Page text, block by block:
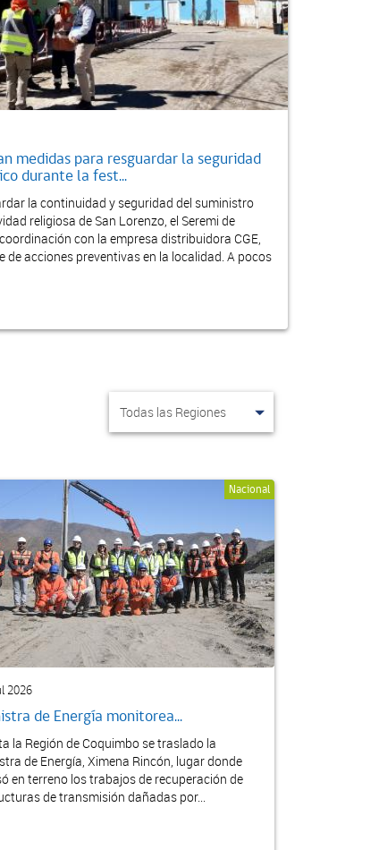
medidas para resguardar la seguridad
durante la fest...
la continuidad y seguridad del suministro
religiosa de San Lorenzo, el Seremi de
con la empresa distribuidora CGE,
de acciones preventivas en la localidad. A pocos
Nacional
2026
de Energía monitorea...
la Región de Coquimbo se traslado la
de Energía, Ximena Rincón, lugar donde
en terreno los trabajos de recuperación de
de transmisión dañadas por...